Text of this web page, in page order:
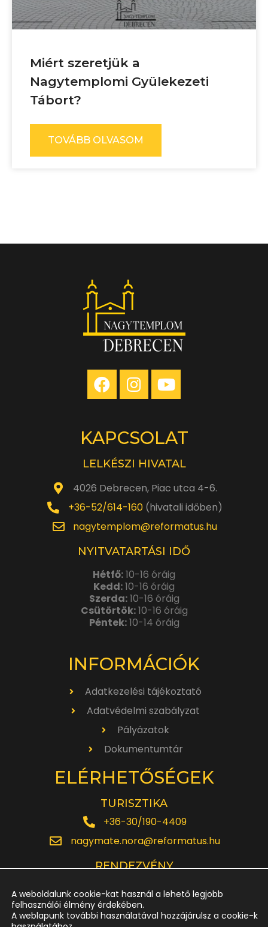
Miért szeretjük a
Nagytemplomi Gyülekezeti
Tábort?
TOVÁBB OLVASOM
KAPCSOLAT
LELKÉSZI HIVATAL
4026 Debrecen, Piac utca 4-6.
+36-52/614-160(hivatali időben)
nagytemplom@reformatus.hu
NYITVATARTÁSI IDŐ
Hétfő:10-16 óráig
Kedd:10-16 óráig
Szerda:10-16 óráig
Csütörtök:10-16 óráig
Péntek:10-14 óráig
INFORMÁCIÓK
Adatkezelési tájékoztató
Adatvédelmi szabályzat
Pályázatok
Dokumentumtár
ELÉRHETŐSÉGEK
TURISZTIKA
+36-30/190-4409
nagymate.nora@reformatus.hu
RENDEZVÉNY
rendezveny.nagytemplom@reformatus.hu
A weboldalunk cookie-kat használ a lehető legjobb
felhasználói élmény érdekében.
A weblapunk további használatával hozzájárulsz a cookie-k